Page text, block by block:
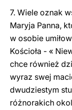
7. Wiele oznak
Maryja Panna,
w osobie
Kościoła - «
chce również
wyraz swej
dwudziestym
różnorakich